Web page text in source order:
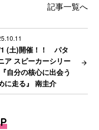
記事一覧へ
(土)開催！！ パタ
ア スピーカーシリー
自分の核心に出会う
に走る』 南圭介